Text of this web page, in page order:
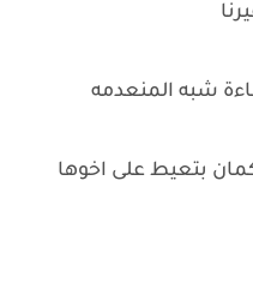
شبه المنعدمه
بتعيط على اخوها